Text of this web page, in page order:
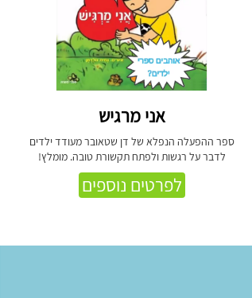
אני מרגיש
ספר ההפעלה הנפלא של דן שטאובר מעודד ילדים
לדבר על רגשות ולפתח תקשורת טובה. מומלץ!
לפרטים נוספים